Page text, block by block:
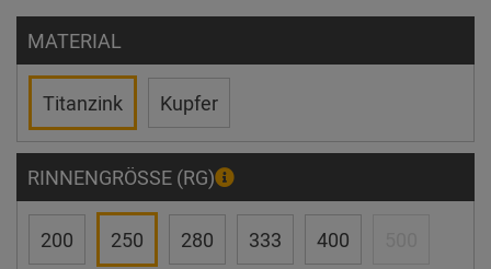
MATERIAL
Titanzink Kupfer
RINNENGRÖSSE (RG)
200 250 280 333 400